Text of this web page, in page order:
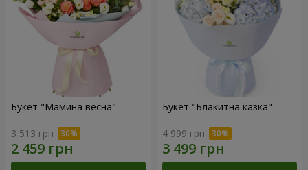
Букет "Мамина весна"
3 513 грн
Букет "Блакитна казка"
4 999 грн